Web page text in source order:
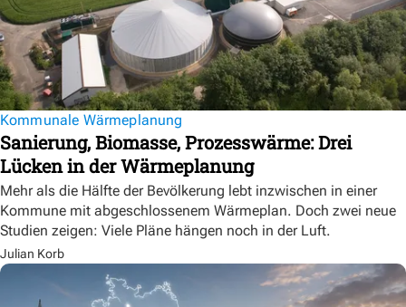
Kommunale Wärmeplanung
Sanierung, Biomasse, Prozesswärme: Drei
Lücken in der Wärmeplanung
Mehr als die Hälfte der Bevölkerung lebt inzwischen in einer
Kommune mit abgeschlossenem Wärmeplan. Doch zwei neue
Studien zeigen: Viele Pläne hängen noch in der Luft.
Julian Korb